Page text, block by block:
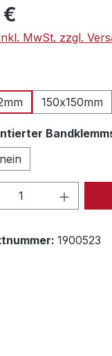
Preis:
€
MwSt. zzgl.
150x150mm
nein
Anzahl:
1900523